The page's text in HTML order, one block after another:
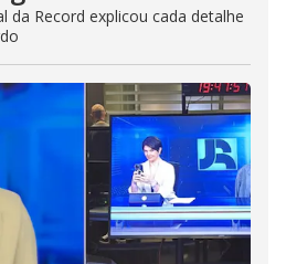
da Record explicou cada detalhe